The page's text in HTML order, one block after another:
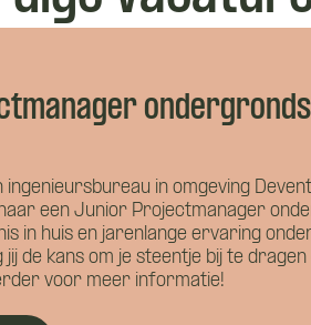
ingenieursbureau in omgeving
een Junior Projectmanager
in huis en jarenlange ervaring
de kans om je steentje bij te dragen
voor meer informatie!
Hoe
Wat